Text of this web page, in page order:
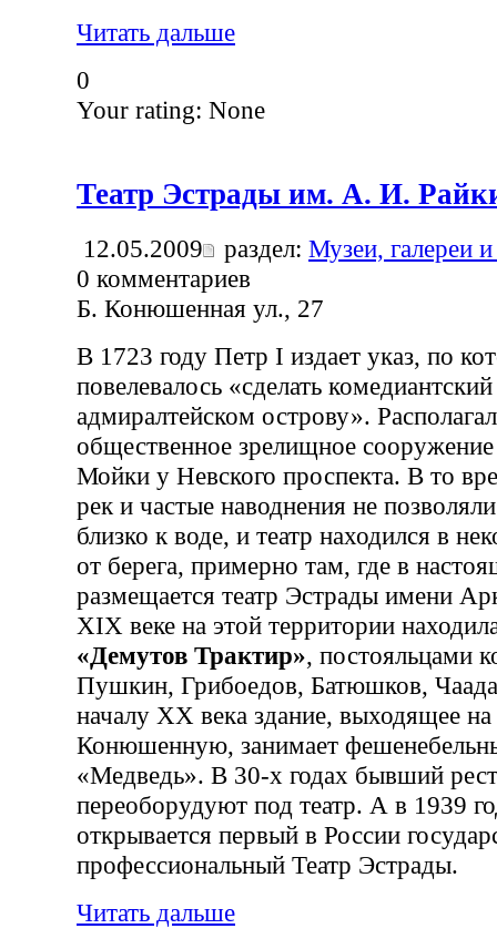
Читать дальше
0
Your rating: None
Театр Эстрады им. А. И.
12.05.2009 раздел: Музеи, галереи
0 комментариев
Б. Конюшенная ул., 27
В 1723 году Петр I издает указ, по
повелевалось «сделать
адмиралтейском острову».
общественное зрелищное сооружение
Мойки у Невского проспекта. В то
рек и частые наводнения не
близко к воде, и театр находился в
от берега, примерно там, где в
размещается театр Эстрады имени
XIX веке на этой территории
«Демутов Трактир», постояльцами
Пушкин, Грибоедов, Батюшков,
началу XX века здание, выходящее
Конюшенную, занимает
«Медведь». В 30-х годах бывший
переоборудуют под театр. А в 1939
открывается первый в России
профессиональный Театр Эстрады.
Читать дальше